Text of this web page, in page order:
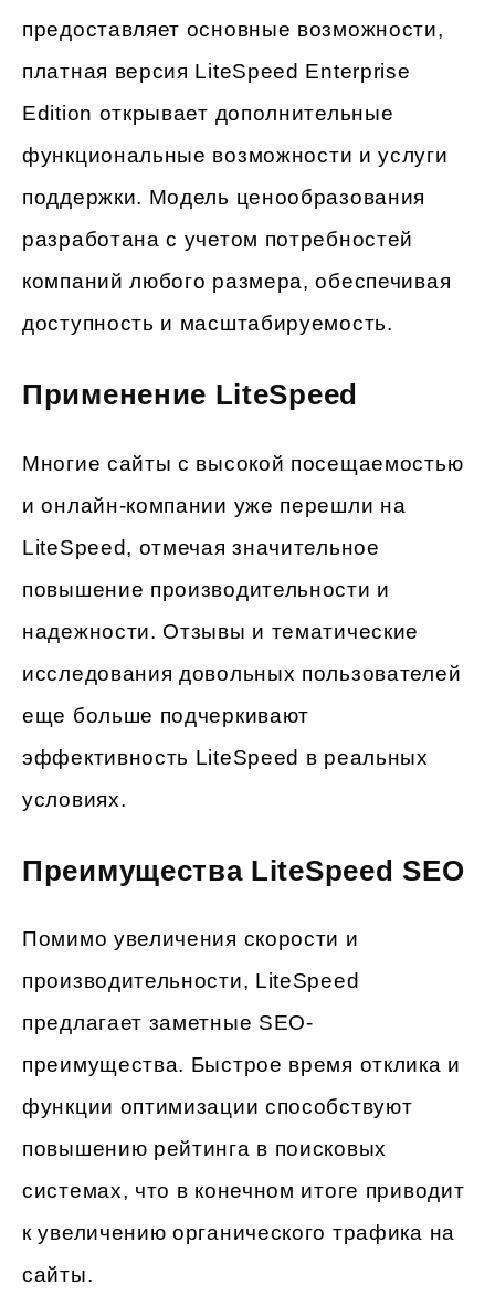
предоставляет основные возможности,
платная версия LiteSpeed Enterprise
Edition открывает дополнительные
функциональные возможности и услуги
поддержки. Модель ценообразования
разработана с учетом потребностей
компаний любого размера, обеспечивая
доступность и масштабируемость.
Применение LiteSpeed
Многие сайты с высокой посещаемостью
и онлайн-компании уже перешли на
LiteSpeed, отмечая значительное
повышение производительности и
надежности. Отзывы и тематические
исследования довольных пользователей
еще больше подчеркивают
эффективность LiteSpeed в реальных
условиях.
Преимущества LiteSpeed SEO
Помимо увеличения скорости и
производительности, LiteSpeed
предлагает заметные SEO-
преимущества. Быстрое время отклика и
функции оптимизации способствуют
повышению рейтинга в поисковых
системах, что в конечном итоге приводит
к увеличению органического трафика на
сайты.